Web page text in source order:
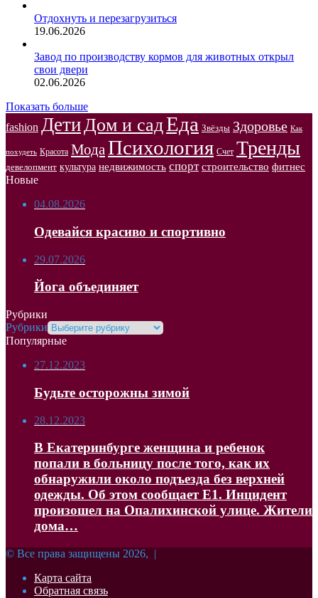
Отдохнуть и перезагрузиться
19.06.2026
Завод по производству кормов для животных открыл
свои двери
02.06.2026
Показать больше
fashion ДетиДом и садЕда Звёзды Здоровье Как
похудеть Красота Мода Психология Счет Тренды
девелопмент культура недвижимость спорт строительство фитнес
Новые
04.08.2026
Одевайся красиво и спортивно
29.07.2026
Йога объединяет
Рубрики
Рубрики
Популярные
27.12.2023
Будьте осторожны зимой
28.12.2023
В Екатеринбурге женщина и ребенок
попали в больницу после того, как их
обнаружили около подъезда без верхней
одежды. Об этом сообщает Е1. Инцидент
произошел на Опалихинской улице. Жители
дома…
© Все права защищены 2026, |
Карта сайта
Обратная связь